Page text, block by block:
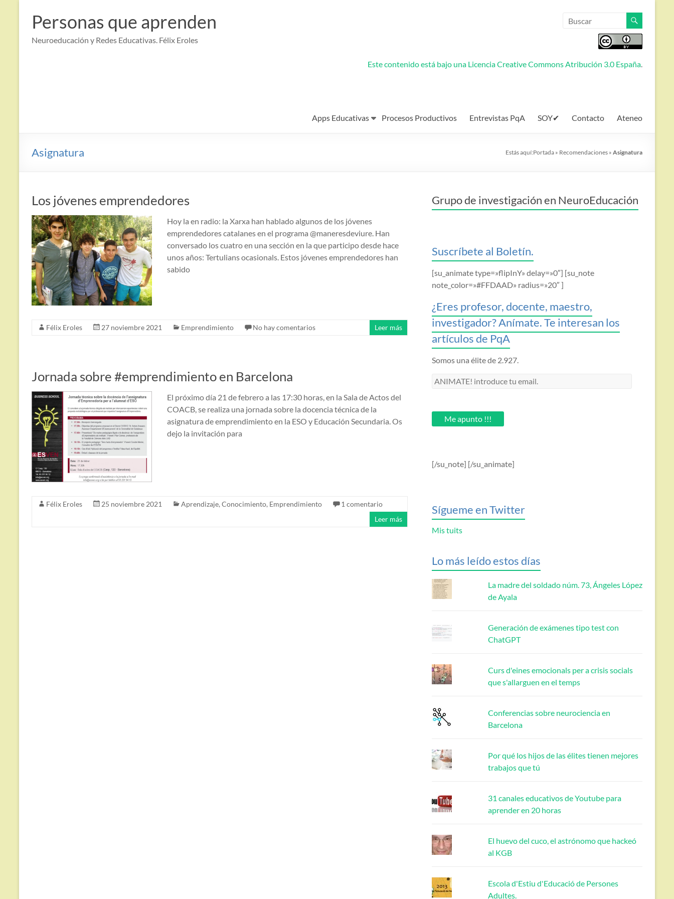
contenido
Personas que aprenden
Neuroeducación y Redes Educativas. Félix Eroles
Este contenido está bajo una Licencia Creative Commons Atribución 3.0 España.
Apps Educativas Procesos Productivos Entrevistas PqA SOY✔ Contacto Ateneo
Asignatura Estás aquí:Portada » Recomendaciones » Asignatura
Los jóvenes emprendedores
Hoy la en radio: la Xarxa han hablado algunos de los jóvenes
emprendedores catalanes en el programa @maneresdeviure. Han
conversado los cuatro en una sección en la que participo desde hace
unos años: Tertulians ocasionals. Estos jóvenes emprendedores han
sabido
Félix Eroles 27 noviembre 2021 Emprendimiento No hay comentarios Leer más
Jornada sobre #emprendimiento en Barcelona
El próximo día 21 de febrero a las 17:30 horas, en la Sala de Actos del
COACB, se realiza una jornada sobre la docencia técnica de la
asignatura de emprendimiento en la ESO y Educación Secundaria. Os
dejo la invitación para
Félix Eroles 25 noviembre 2021 Aprendizaje, Conocimiento, Emprendimiento
1 comentario
Leer más
Grupo de investigación en NeuroEducación
Suscríbete al Boletín.
[su_animate type=»flipInY» delay=»0″] [su_note
note_color=»#FFDAAD» radius=»20″ ]
¿Eres profesor, docente, maestro,
investigador? Anímate. Te interesan los
artículos de PqA
Somos una élite de 2.927.
ANIMATE!
email.Me apunto !!!
[/su_note] [/su_animate]
Sígueme en Twitter
Mis tuits
Lo más leído estos días
La madre del soldado núm. 73, Ángeles López
de Ayala
Generación de exámenes tipo test con
ChatGPT
Curs d'eines emocionals per a crisis socials
que s'allarguen en el temps
Conferencias sobre neurociencia en
Barcelona
Por qué los hijos de las élites tienen mejores
trabajos que tú
31 canales educativos de Youtube para
aprender en 20 horas
El huevo del cuco, el astrónomo que hackeó
al KGB
Escola d'Estiu d'Educació de Persones
Adultes.